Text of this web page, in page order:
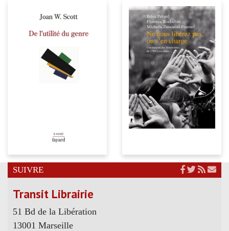
SUIVRE
Transit Librairie
51 Bd de la Libération
13001 Marseille